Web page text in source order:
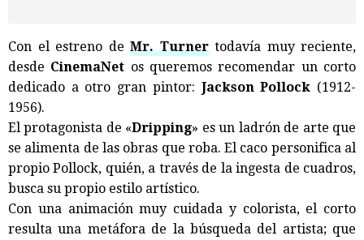
Con el estreno de Mr. Turnertodavía muy reciente,
desde CinemaNet os queremos recomendar un corto
dedicado a otro gran pintor: Jackson Pollock (1912-
1956).
El protagonista de «Dripping» es un ladrón de arte que
se alimenta de las obras que roba. El caco personifica al
propio Pollock, quién, a través de la ingesta de cuadros,
busca su propio estilo artístico.
Con una animación muy cuidada y colorista, el corto
resulta una metáfora de la búsqueda del artista; que